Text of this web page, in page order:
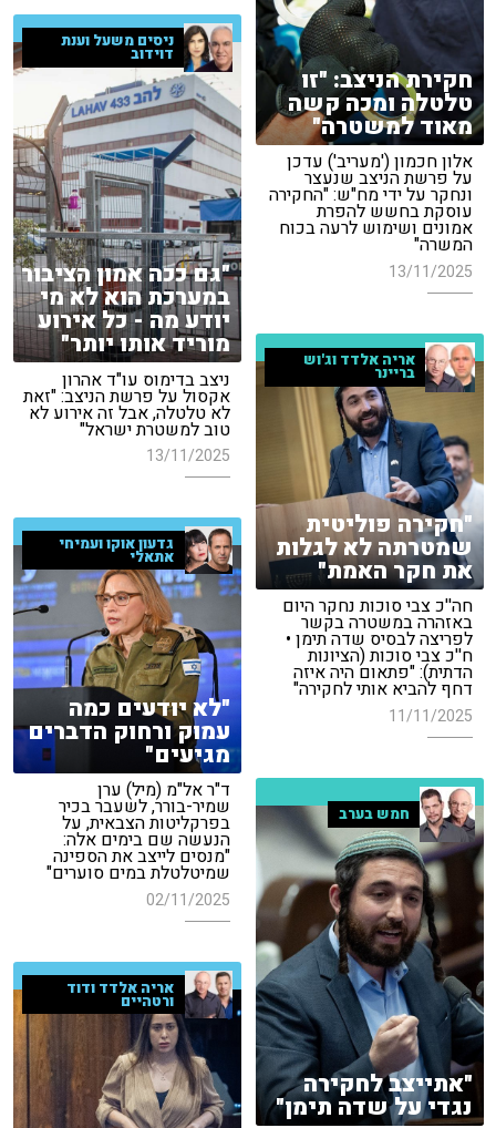
חקירת הניצב: "זו
טלטלה ומכה קשה
מאוד למשטרה"
אלון חכמון ('מעריב') עדכן
על פרשת הניצב שנעצר
ונחקר על ידי מח"ש: "החקירה
עוסקת בחשש להפרת
אמונים ושימוש לרעה בכוח
המשרה"
13/11/2025
ניסים משעל וענת
דוידוב
"גם ככה אמון הציבור
במערכת הוא לא מי
יודע מה - כל אירוע
מוריד אותו יותר"
ניצב בדימוס עו"ד אהרון
אקסול על פרשת הניצב: "זאת
לא טלטלה, אבל זה אירוע לא
טוב למשטרת ישראל"
13/11/2025
אריה אלדד וג'וש
בריינר
"חקירה פוליטית
שמטרתה לא לגלות
את חקר האמת"
חה''כ צבי סוכות נחקר היום
באזהרה במשטרה בקשר
לפריצה לבסיס שדה תימן •
ח''כ צבי סוכות (הציונות
הדתית): "פתאום היה איזה
דחף להביא אותי לחקירה"
11/11/2025
גדעון אוקו ועמיחי
אתאלי
"לא יודעים כמה
עמוק ורחוק הדברים
מגיעים"
ד"ר אל"מ (מיל) ערן
שמיר-בורר, לשעבר בכיר
בפרקליטות הצבאית, על
הנעשה שם בימים אלה:
"מנסים לייצב את הספינה
שמיטלטלת במים סוערים"
02/11/2025
חמש בערב
"אתייצב לחקירה
נגדי על שדה תימן"
אריה אלדד ודוד
ורטהיים